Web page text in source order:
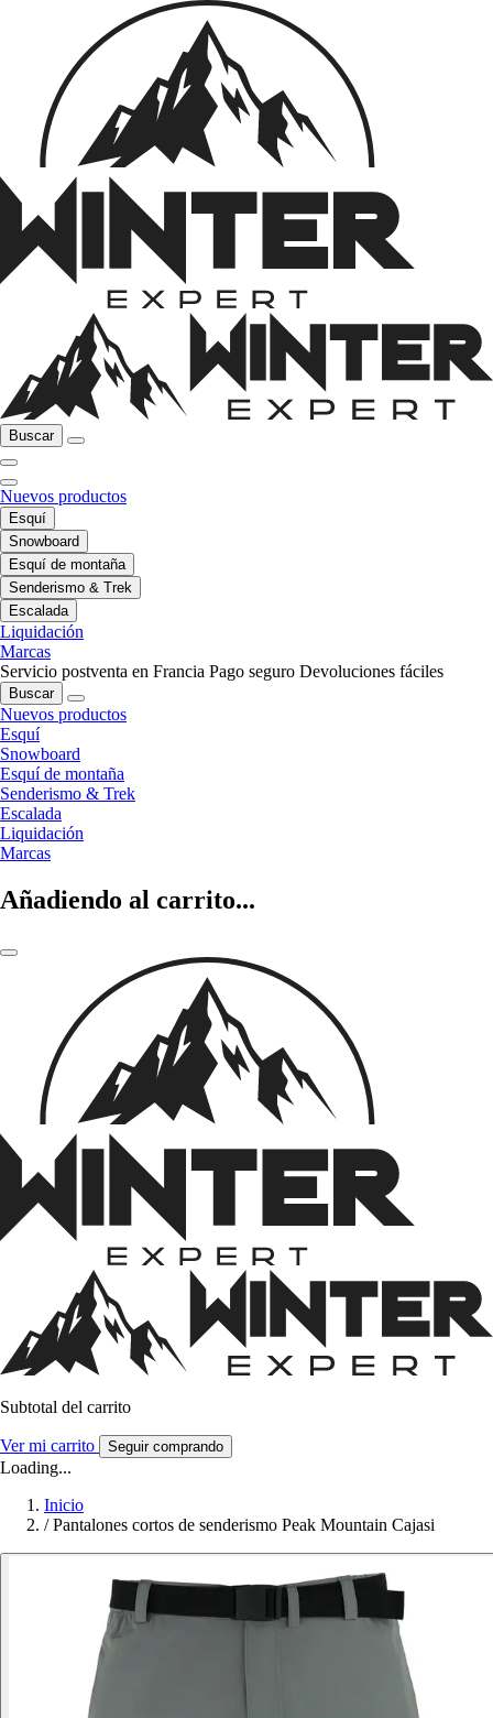
Buscar
Nuevos productos
Esquí
Snowboard
Esquí de montaña
Senderismo & Trek
Escalada
Liquidación
Marcas
Servicio postventa en Francia Pago seguro Devoluciones fáciles
Buscar
Nuevos productos
Esquí
Snowboard
Esquí de montaña
Senderismo & Trek
Escalada
Liquidación
Marcas
Añadiendo al carrito...
Subtotal del carrito
Ver mi carrito Seguir comprando
Loading...
Inicio
/ Pantalones cortos de senderismo Peak Mountain Cajasi